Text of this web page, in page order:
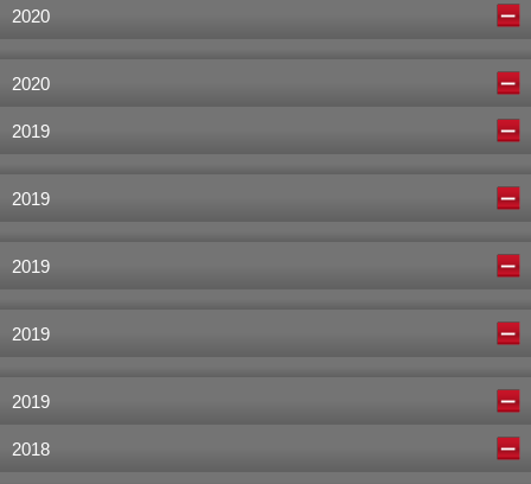
2020
2020
2019
2019
2019
2019
2019
2018